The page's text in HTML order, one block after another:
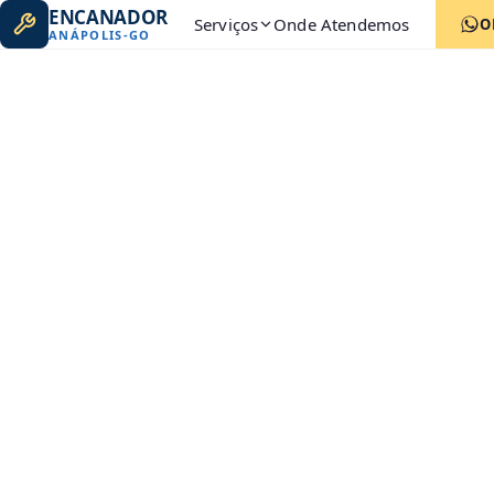
ENCANADOR
ANÁPOLIS-GO Serviços Onde Atendemos